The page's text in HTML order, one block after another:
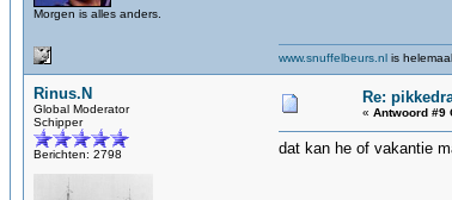
Morgen is alles anders.
www.snuffelbeurs.nl is
Rinus.N
Global Moderator
Schipper
Berichten: 2798
Re:
« Antwoord #9
dat kan he of vakantie